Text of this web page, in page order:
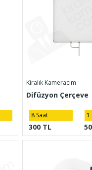
Kiralık Kameracım
Difüzyon Çerçeve
8 Saat
300 TL
1